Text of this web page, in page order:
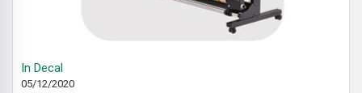
In Decal
05/12/2020